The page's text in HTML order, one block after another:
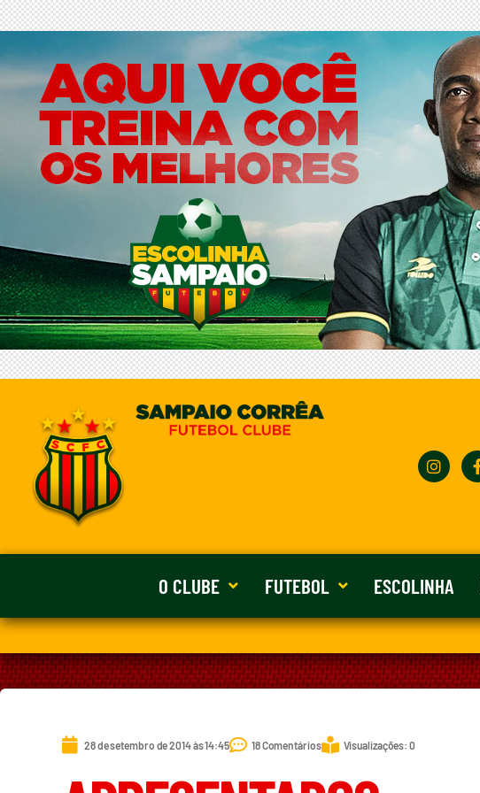
O CLUBE FUTEBOL ESCOLINHA
28 de setembro de 2014 às 14:45 18 Comentários Visualizações: 0